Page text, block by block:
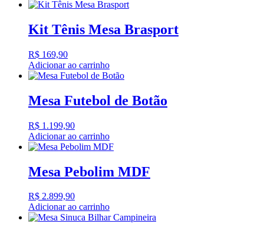
Kit Tênis Mesa Brasport
R$ 169,90
Adicionar ao carrinho
Mesa Futebol de Botão
R$ 1.199,90
Adicionar ao carrinho
Mesa Pebolim MDF
R$ 2.899,90
Adicionar ao carrinho